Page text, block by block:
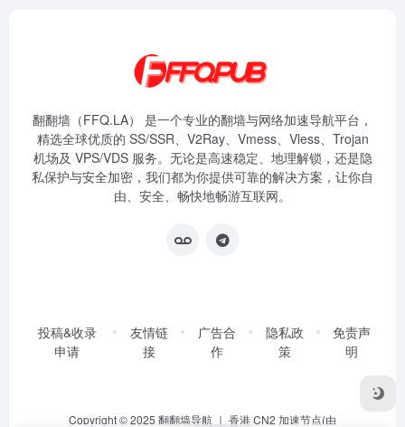
翻翻墙（FFQ.LA） 是一个专业的翻墙与网络加速导航平台，
精选全球优质的 SS/SSR、V2Ray、Vmess、Vless、Trojan
机场及 VPS/VDS 服务。无论是高速稳定、地理解锁，还是隐
私保护与安全加密，我们都为你提供可靠的解决方案，让你自
由、安全、畅快地畅游互联网。
投稿&收录
申请
友情链
接
广告合
作
隐私政
策
免责声
明
Copyright © 2025 翻翻墙导航 ｜ 香港 CN2 加速节点(由